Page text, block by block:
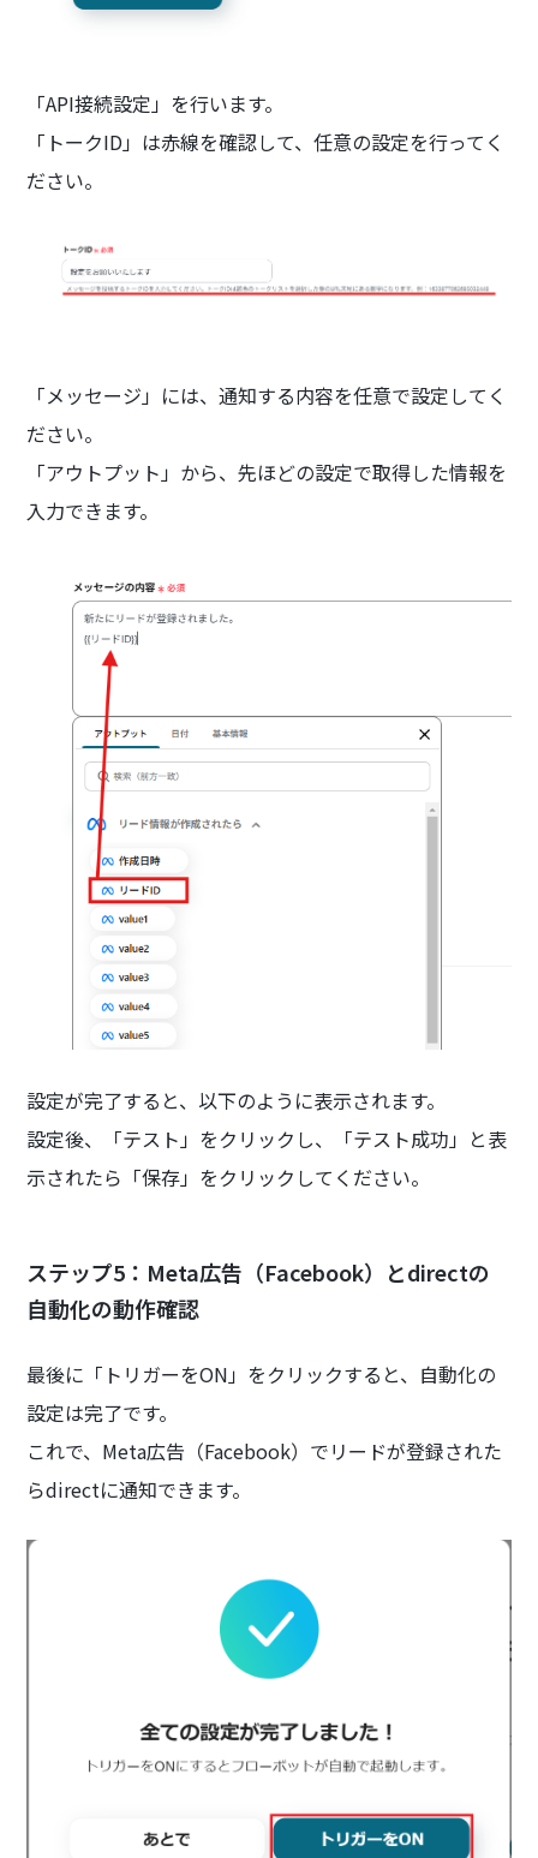
「API接続設定」を行います。
「トークID」は赤線を確認して、任意の設定を行ってく
ださい。
「メッセージ」には、通知する内容を任意で設定してく
ださい。
「アウトプット」から、先ほどの設定で取得した情報を
入力できます。
設定が完了すると、以下のように表示されます。
設定後、「テスト」をクリックし、「テスト成功」と表
示されたら「保存」をクリックしてください。
ステップ5：Meta広告（Facebook）とdirectの
自動化の動作確認
最後に「トリガーをON」をクリックすると、自動化の
設定は完了です。
これで、Meta広告（Facebook）でリードが登録された
らdirectに通知できます。